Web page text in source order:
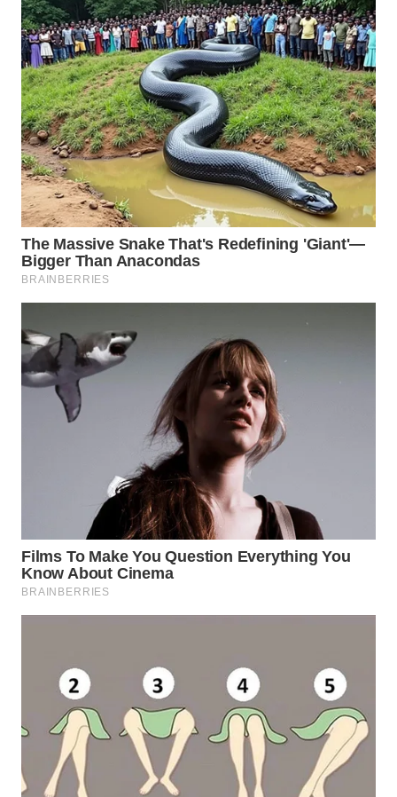
WN
KALTIM
WN
SULSEL
WN
GORONTALO
WN
SULUT
WN
MALUT
WN
NIAS
WN
TAPANULI
SELATAN
WN